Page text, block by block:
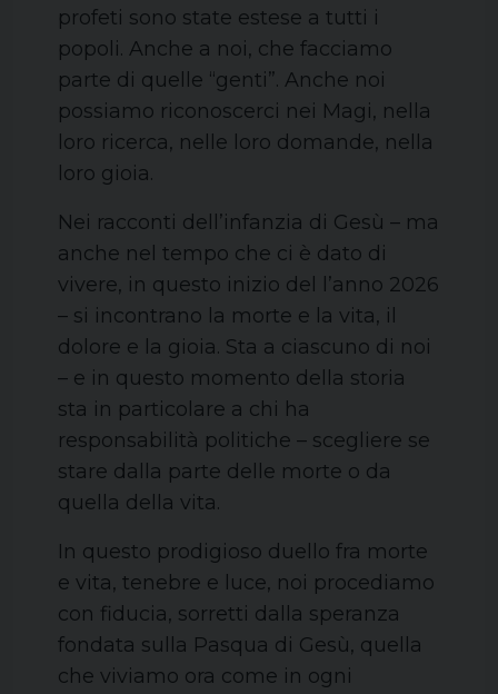
profeti sono state estese a tutti i
popoli. Anche a noi, che facciamo
parte di quelle “genti”. Anche noi
possiamo riconoscerci nei Magi, nella
loro ricerca, nelle loro domande, nella
loro gioia.
Nei racconti dell’infanzia di Gesù – ma
anche nel tempo che ci è dato di
vivere, in questo inizio del l’anno 2026
– si incontrano la morte e la vita, il
dolore e la gioia. Sta a ciascuno di noi
– e in questo momento della storia
sta in particolare a chi ha
responsabilità politiche – scegliere se
stare dalla parte delle morte o da
quella della vita.
In questo prodigioso duello fra morte
e vita, tenebre e luce, noi procediamo
con fiducia, sorretti dalla speranza
fondata sulla Pasqua di Gesù, quella
che viviamo ora come in ogni